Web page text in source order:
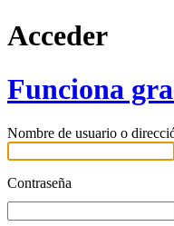
Acceder
Funciona
Nombre de usuario o
Contraseña